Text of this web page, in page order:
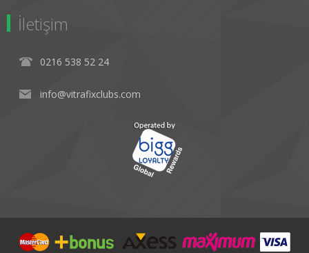
İletişim
0216 538 52 24
info@vitrafixclubs.com